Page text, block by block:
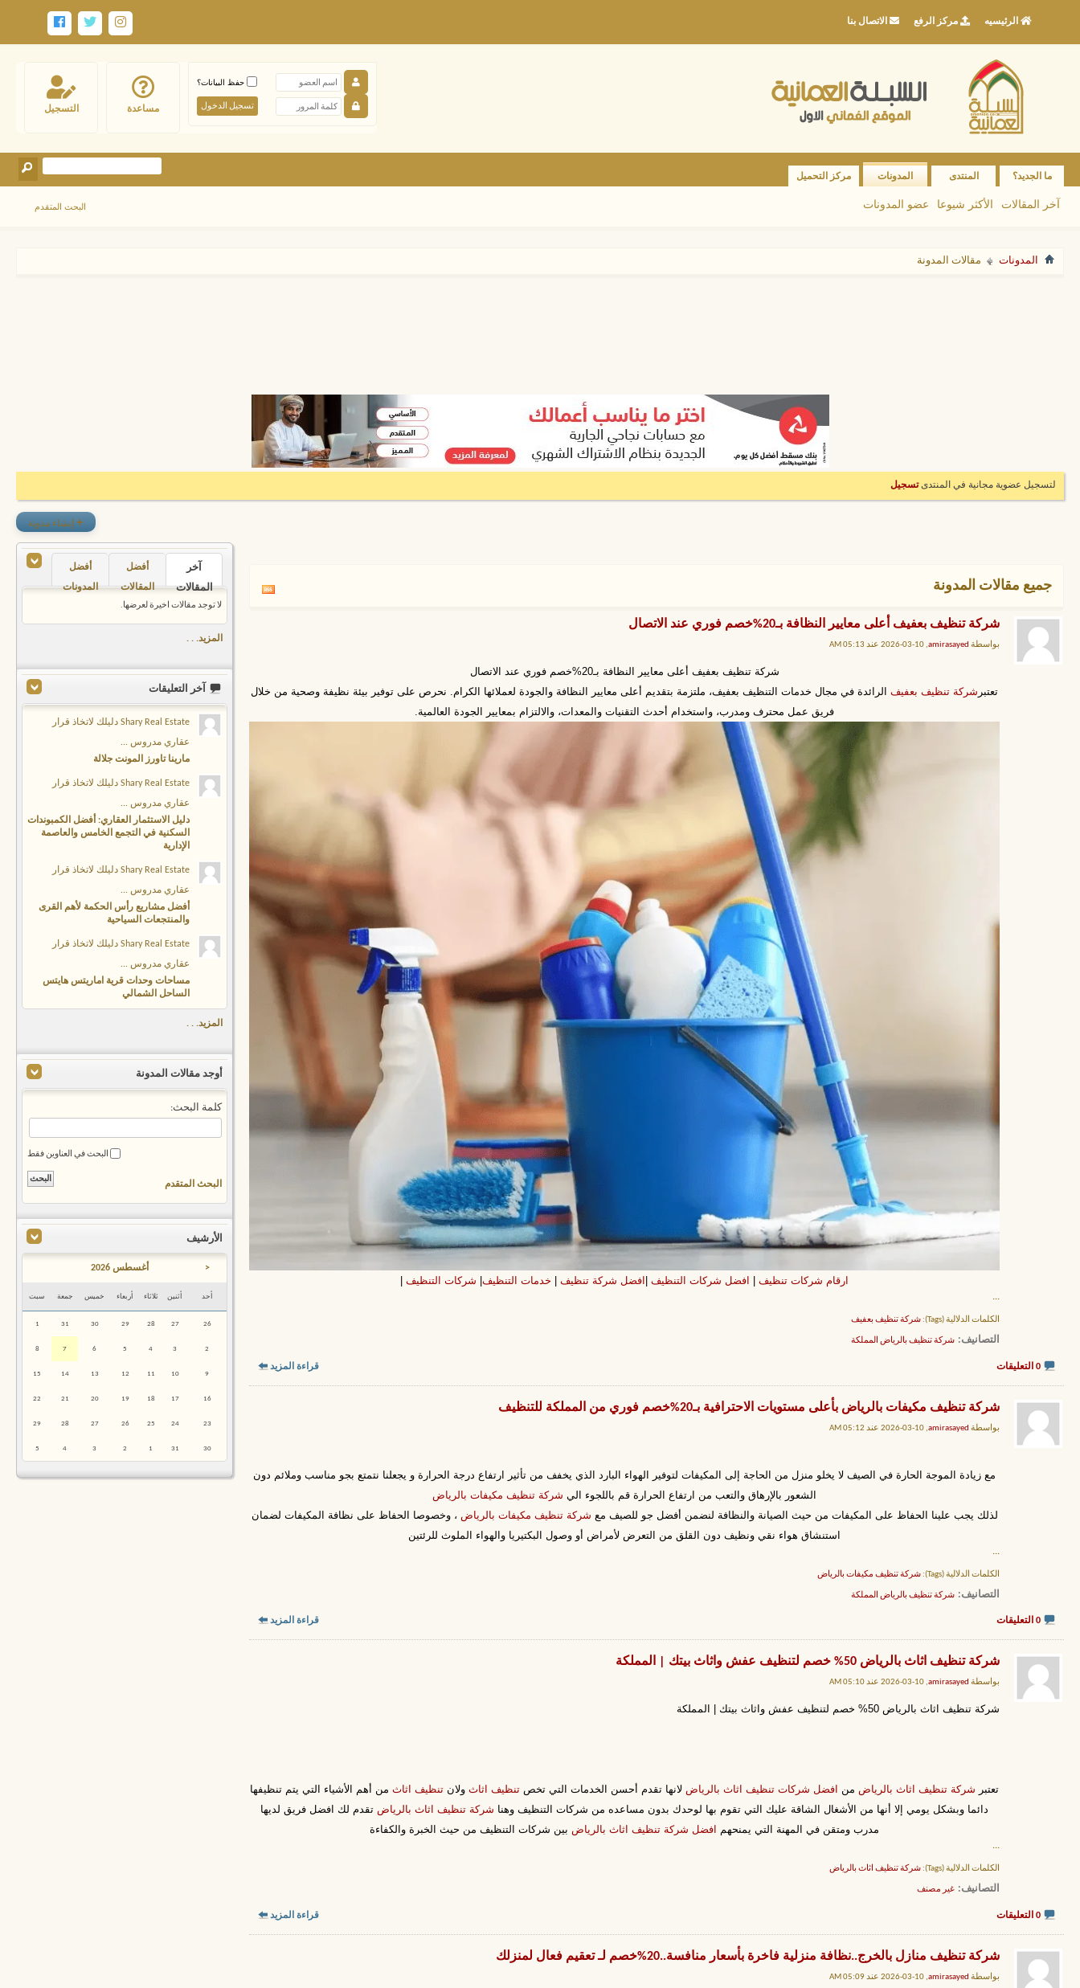
الرئيسيه مركز الرفع الاتصال بنا
التسجيل مساعدة
حفظ البيانات؟
ما الجديد؟ المنتدى المدونات
آخر المقالات الأكثر شيوعا عضو المدونات
مركز التحميل
البحث المتقدم
المدونات مقالات المدونة
لتسجيل عضوية مجانية في المنتدىتسجيل
جميع مقالات المدونة
شركة تنظيف بعفيف أعلى معايير النظافة بـ20%خصم فوري عند الاتصال
بواسطة amirasayed, 10-03-2026 عند 05:13 AM
شركة تنظيف بعفيف أعلى معايير النظافة بـ20%خصم فوري عند الاتصال
تعتبر شركة تنظيف بعفيف الرائدة في مجال خدمات التنظيف بعفيف، ملتزمة بتقديم أعلى معايير النظافة والجودة لعملائها الكرام. نحرص على توفير بيئة نظيفة وصحية من خلال
فريق عمل محترف ومدرب، واستخدام أحدث التقنيات والمعدات، والالتزام بمعايير الجودة العالمية.
ارقام شركات تنظيف افضل شركات التنظيف افضل شركة تنظيف خدمات التنظيف شركات التنظيف
...
الكلمات الدلالية (Tags): شركة تنظيف بعفيف
التصانيف شركة تنظيف بالرياض المملكة
0 التعليقات قراءة المزيد
شركة تنظيف مكيفات بالرياض بأعلى مستويات الاحترافية بـ20%خصم فوري من المملكة للتنظيف
بواسطة amirasayed, 10-03-2026 عند 05:12 AM
مع زيادة الموجة الحارة في الصيف لا يخلو منزل من الحاجة إلى المكيفات لتوفير الهواء البارد الذي يخفف من تأثير ارتفاع درجة الحرارة و يجعلنا نتمتع بجو مناسب وملائم دون
الشعور بالإرهاق والتعب من ارتفاع الحرارة قم باللجوء الي شركة تنظيف مكيفات بالرياض
لذلك يجب علينا الحفاظ على المكيفات من حيث الصيانة والنظافة لنضمن أفضل جو للصيف مع شركة تنظيف مكيفات بالرياض ، وخصوصا الحفاظ على نظافة المكيفات لضمان
استنشاق هواء نقي ونظيف دون القلق من التعرض لأمراض أو وصول البكتيريا والهواء الملوث للرئتين
الكلمات الدلالية (Tags): شركة تنظيف مكيفات بالرياض
التصانيف شركة تنظيف بالرياض المملكة
0 التعليقات قراءة المزيد
شركة تنظيف اثاث بالرياض 50% خصم لتنظيف عفش واثاث بيتك | المملكة
بواسطة amirasayed, 10-03-2026 عند 05:10 AM
شركة تنظيف اثاث بالرياض 50% خصم لتنظيف عفش واثاث بيتك | المملكة
تعتبر شركة تنظيف اثاث بالرياض من افضل شركات تنظيف اثاث بالرياض لانها تقدم أحسن الخدمات التي تخص تنظيف اثاث ولان تنظيف اثاث من أهم الأشياء التي يتم تنظيفها
دائما وبشكل يومي إلا أنها من الأشغال الشاقة عليك التي تقوم بها لوحدك بدون مساعده من شركات التنظيف وهنا شركة تنظيف اثاث بالرياض تقدم لك افضل فريق لديها
مدرب ومتقن في المهنة التي يمنحهم افضل شركة تنظيف اثاث بالرياض بين شركات التنظيف من حيث الخبرة والكفاءة
...
الكلمات الدلالية (Tags): شركة تنظيف اثاث بالرياض
التصانيف غير مصنف
0 التعليقات قراءة المزيد
شركة تنظيف منازل بالخرج..نظافة منزلية فاخرة بأسعار منافسة..20%خصم لـ تعقيم فعال لمنزلك
بواسطة amirasayed, 10-03-2026 عند 05:09 AM
+ إنشاء مدونة
آخر
المقالات
أفضل
المقالات
أفضل
المدونات
لا توجد مقالات اخيرة لعرضها.
المزيد. . .
آخر التعليقات
Shary Real Estate دليلك لاتخاذ قرار
عقاري مدروس ...
مارينا تاورز المونت جلالة
Shary Real Estate دليلك لاتخاذ قرار
عقاري مدروس ...
دليل الاستثمار العقاري: أفضل الكمبوندات
السكنية في التجمع الخامس والعاصمة
الإدارية
Shary Real Estate دليلك لاتخاذ قرار
عقاري مدروس ...
أفضل مشاريع رأس الحكمة لأهم القرى
والمنتجعات السياحية
Shary Real Estate دليلك لاتخاذ قرار
عقاري مدروس ...
مساحات وحدات قرية اماريتس هايتس
الساحل الشمالي
المزيد. . .
أوجد مقالات المدونة
كلمة البحث:
البحث في العناوين فقط
البحث المتقدم
الأرشيف
< أغسطس 2026
أحد أثنين ثلاثاء أربعاء خميس جمعة سبت
26
27
28
29
30
31
1
2
3
4
5
6
7
8
9
10
11
12
13
14
15
16
17
18
19
20
21
22
23
24
25
26
27
28
29
30
31
1
2
3
4
5